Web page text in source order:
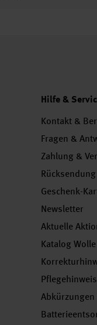
Hilfe &
Kontakt &
Fragen &
Zahlung &
Rücksendung
Geschenk-
Newsletter
Aktuelle
Katalog
Abkürzungen